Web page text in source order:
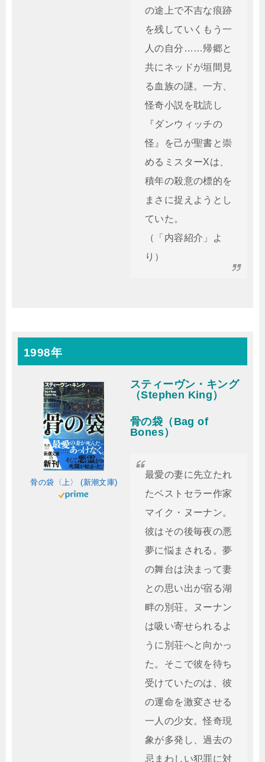
の途上で不吉な痕跡
を残していくもう一
人の自分……帰郷と
共にネッドが垣間見
る血族の謎。一方、
怪奇小説を耽読し
『ダンウィッチの
怪』を己が聖書と崇
めるミスターXは、
積年の殺意の標的を
まさに捉えようとし
ていた。
（「内容紹介」よ
り）
1998年
骨の袋〈上〉 (新潮文庫)
スティーヴン・キング
（Stephen King）
骨の袋（Bag of
Bones）
最愛の妻に先立たれ
たベストセラー作家
マイク・ヌーナン。
彼はその後毎夜の悪
夢に悩まされる。夢
の舞台は決まって妻
との思い出が宿る湖
畔の別荘。ヌーナン
は吸い寄せられるよ
うに別荘へと向かっ
た。そこで彼を待ち
受けていたのは、彼
の運命を激変させる
一人の少女。怪奇現
象が多発し、過去の
忌まわしい犯罪に対